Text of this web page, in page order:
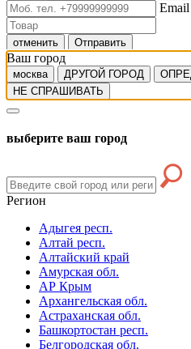
Email
отменить Отправить
Ваш город
москва ДРУГОЙ ГОРОД
НЕ СПРАШИВАТЬ
выберите ваш город
Регион
Адыгея респ.
Алтай респ.
Алтайский край
Амурская обл.
АР Крым
Архангельская обл.
Астраханская обл.
Башкортостан респ.
Белгородская обл.